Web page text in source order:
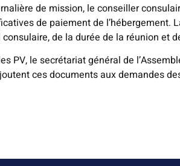
de mission, le conseiller
de paiement de l’hébergement.
de la durée de la réunion et
le secrétariat général de
ces documents aux demandes